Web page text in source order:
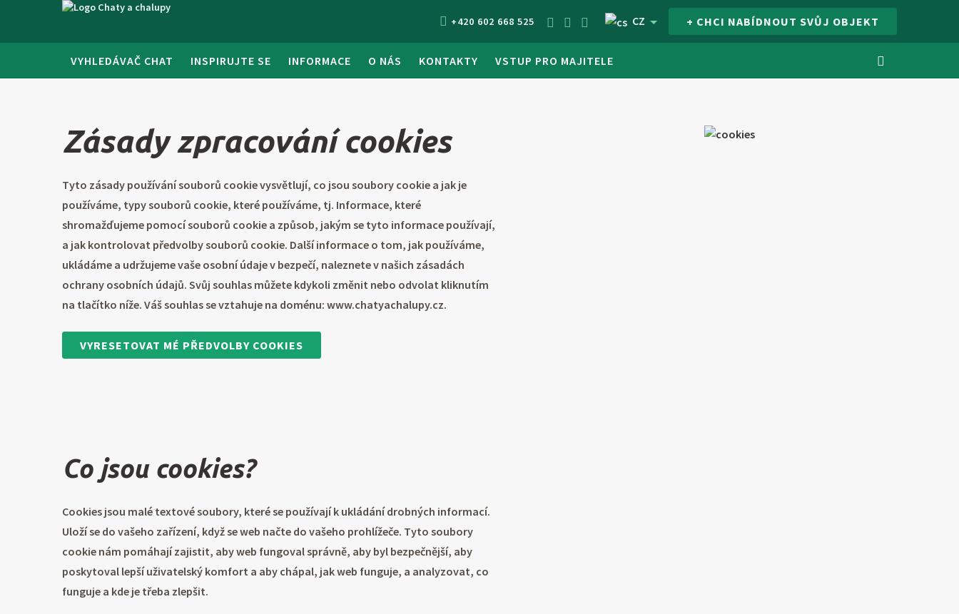
+420 602 668 525 CZ + CHCI NABÍDNOUT SVŮJ OBJEKT
VYHLEDÁVAČ CHAT INSPIRUJTE SE INFORMACE O NÁS KONTAKTY VSTUP PRO MAJITELE
Zásady zpracování cookies
Tyto zásady používání souborů cookie vysvětlují, co jsou soubory cookie a jak je
používáme, typy souborů cookie, které používáme, tj. Informace, které
shromažďujeme pomocí souborů cookie a způsob, jakým se tyto informace používají,
a jak kontrolovat předvolby souborů cookie. Další informace o tom, jak používáme,
ukládáme a udržujeme vaše osobní údaje v bezpečí, naleznete v našich zásadách
ochrany osobních údajů. Svůj souhlas můžete kdykoli změnit nebo odvolat kliknutím
na tlačítko níže. Váš souhlas se vztahuje na doménu: www.chatyachalupy.cz.
VYRESETOVAT MÉ PŘEDVOLBY COOKIES
Co jsou cookies?
Cookies jsou malé textové soubory, které se používají k ukládání drobných informací.
Uloží se do vašeho zařízení, když se web načte do vašeho prohlížeče. Tyto soubory
cookie nám pomáhají zajistit, aby web fungoval správně, aby byl bezpečnější, aby
poskytoval lepší uživatelský komfort a aby chápal, jak web funguje, a analyzovat, co
funguje a kde je třeba zlepšit.